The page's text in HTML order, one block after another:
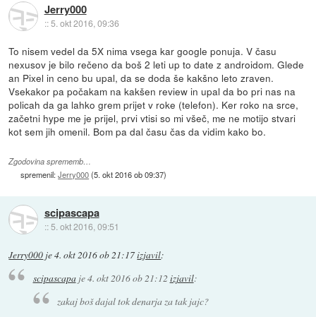
Jerry000
::5. okt 2016, 09:36
To nisem vedel da 5X nima vsega kar google ponuja. V času
nexusov je bilo rečeno da boš 2 leti up to date z androidom. Glede
an Pixel in ceno bu upal, da se doda še kakšno leto zraven.
Vsekakor pa počakam na kakšen review in upal da bo pri nas na
policah da ga lahko grem prijet v roke (telefon). Ker roko na srce,
začetni hype me je prijel, prvi vtisi so mi všeč, me ne motijo stvari
kot sem jih omenil. Bom pa dal času čas da vidim kako bo.
Zgodovina sprememb…
spremenil:Jerry000(5. okt 2016 ob 09:37)
scipascapa
:: 5. okt 2016, 09:51
Jerry000 je4. okt 2016 ob 21:17izjavil:
scipascapaje4. okt 2016 ob 21:12 izjavil:
zakaj boš dajal tok denarja za tak jajc?